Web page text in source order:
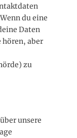
du eine
Daten
hören, aber
zu
unsere